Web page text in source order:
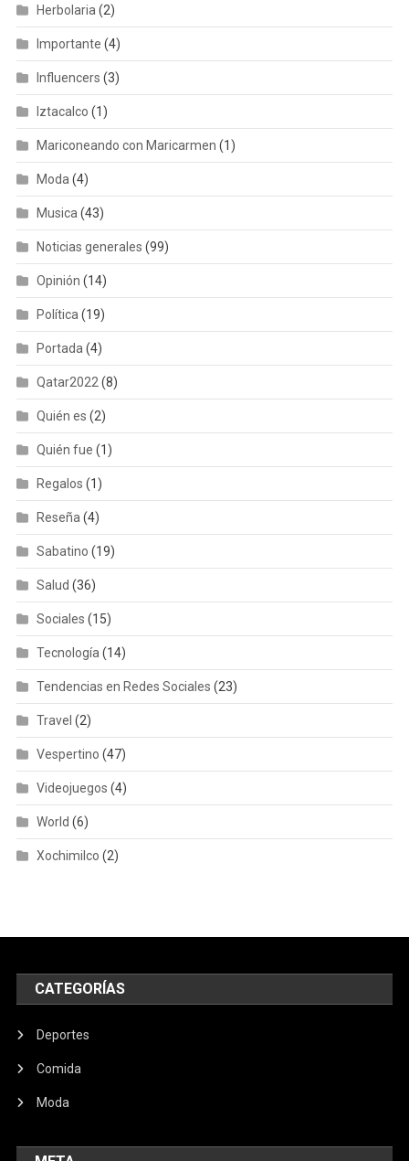
Herbolaria (2)
Importante (4)
Influencers (3)
Iztacalco (1)
Mariconeando con Maricarmen (1)
Moda (4)
Musica (43)
Noticias generales (99)
Opinión (14)
Política (19)
Portada (4)
Qatar2022 (8)
Quién es (2)
Quién fue (1)
Regalos (1)
Reseña (4)
Sabatino (19)
Salud (36)
Sociales (15)
Tecnología (14)
Tendencias en Redes Sociales (23)
Travel (2)
Vespertino (47)
Videojuegos (4)
World (6)
Xochimilco (2)
CATEGORÍAS
Deportes
Comida
Moda